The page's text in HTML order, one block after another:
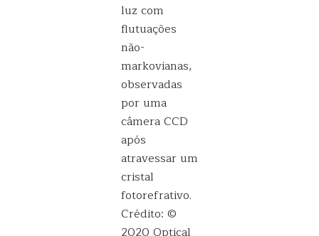
luz com
flutuações
não-
markovianas,
observadas
por uma
câmera CCD
após
atravessar um
cristal
fotorefrativo.
Crédito: ©